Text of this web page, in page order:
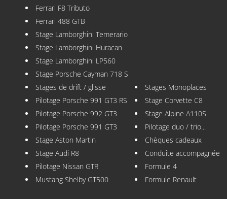
Ferrari F8 Tributo
Ferrari 488 GTB
Stage Lamborghini Temerario
Stage Lamborghini Huracan
Stage Lamborghini LP560
Stage Porsche Cayman 718 S
Stages de drift / glisse
Pilotage Porsche 991 GT3 RS
Pilotage Porsche 992 GT3
Pilotage Porsche 991 GT3
Stage Aston Martin
Stage Audi R8
Pilotage Nissan GTR
Mustang Shelby GT500
Stages Monoplaces
Stage Corvette C8
Stage Alpine A110S
Pilotage duo / trio...
Chèques cadeaux
Conduite accompagnée
Formule 4
Formule Renault